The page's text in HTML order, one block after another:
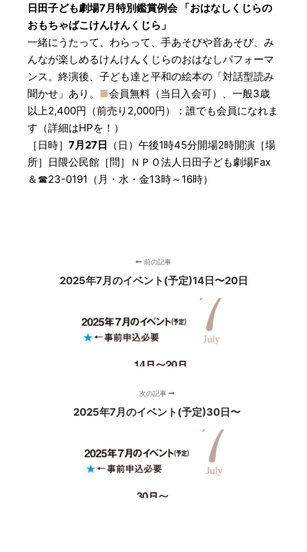
日田子ども劇場7月特別鑑賞例会 「おはなしくじらの
おもちゃばこけんけんくじら」
一緒にうたって、わらって、手あそびや音あそび、み
んなが楽しめるけんけんくじらのおはなしパフォーマ
ンス。終演後、子ども達と平和の絵本の「対話型読み
聞かせ」あり。 ■会員無料（当日入会可）、一般3歳
以上2,400円（前売り2,000円）：誰でも会員になれま
す（詳細はHPを！）
［日時］ 7月27日 （日）午後1時45分開場2時開演［場
所］日隈公民館［問］ＮＰＯ法人日田子ども劇場Fax
＆☎︎23-0191（月・水・金13時～16時）
前の記事
2025年7月のイベント(予定)14日〜20日
次の記事
2025年7月のイベント(予定)30日〜